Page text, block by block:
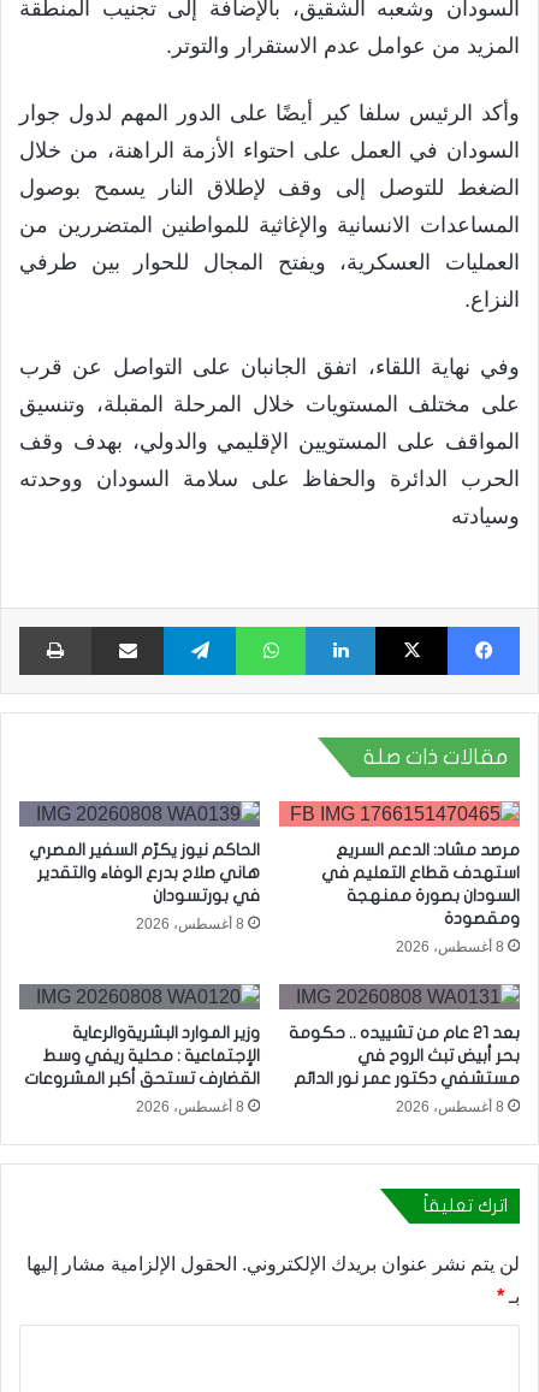
السودان وشعبه الشقيق، بالإضافة إلى تجنيب المنطقة
المزيد من عوامل عدم الاستقرار والتوتر.
وأكد الرئيس سلفا كير أيضًا على الدور المهم لدول جوار
السودان في العمل على احتواء الأزمة الراهنة، من خلال
الضغط للتوصل إلى وقف لإطلاق النار يسمح بوصول
المساعدات الانسانية والإغاثية للمواطنين المتضررين من
العمليات العسكرية، ويفتح المجال للحوار بين طرفي
النزاع.
‏‎وفي نهاية اللقاء، اتفق الجانبان على التواصل عن قرب
على مختلف المستويات خلال المرحلة المقبلة، وتنسيق
المواقف على المستويين الإقليمي والدولي، بهدف وقف
الحرب الدائرة والحفاظ على سلامة السودان ووحدته
وسيادته
فيسبوك X لينكدإن واتساب تيلقرام مشاركة عبر البريد
مقالات ذات صلة
مرصد مشاد: الدعم السريع
استهدف قطاع التعليم في
السودان بصورة ممنهجة
ومقصودة
8 أغسطس، 2026
الحاكم نيوز يكرّم السفير المصري
هاني صلاح بدرع الوفاء والتقدير
في بورتسودان
8 أغسطس، 2026
بعد 21 عام من تشييده .. حكومة
بحر أبيض تبث الروح في
مستشفي دكتور عمر نور الدائم
8 أغسطس، 2026
وزير الموارد البشريةوالرعاية
الإجتماعية : محلية ريفي وسط
القضارف تستحق أكبر المشروعات
8 أغسطس، 2026
اترك تعليقاً
لن يتم نشر عنوان بريدك الإلكتروني. الحقول الإلزامية مشار إليها
بـ *